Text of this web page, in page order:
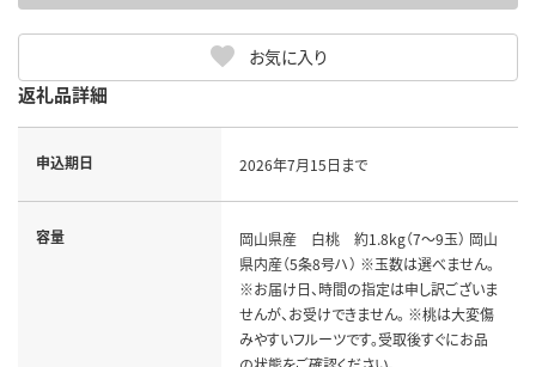
お気に入り
返礼品詳細
申込期日 2026年7月15日まで
容量
岡山県産 白桃 約1.8kg（7～9玉） 岡山
県内産（5条8号ハ） ※玉数は選べません。
※お届け日、時間の指定は申し訳ございま
せんが、お受けできません。 ※桃は大変傷
みやすいフルーツです。受取後すぐにお品